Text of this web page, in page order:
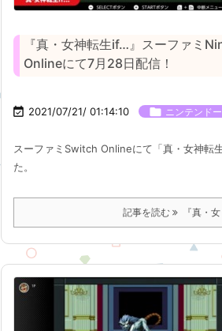
『真・女神転生if…』スーファミ
Onlineにて7月28日配信！
 2021/07/21/ 01:14:10  ニンテンド
スーファミSwitch Onlineにて「真・女神転
た。
記事を読む 『真・女